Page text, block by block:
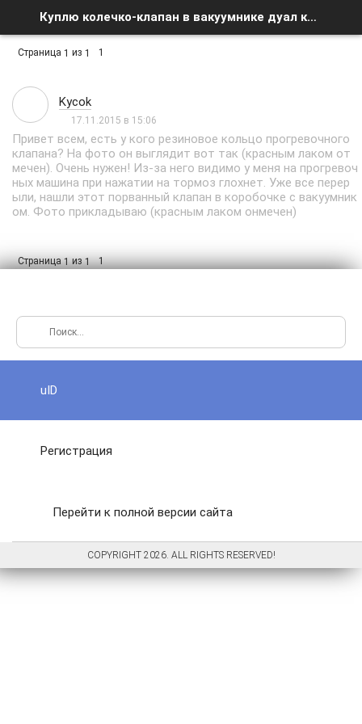
Куплю колечко-клапан в вакуумнике дуал карба - Список форумов
Страница 1 из 1 1
Kycok
17.11.2015 в 15:06
Привет всем, есть у кого резиновое кольцо прогревочного
клапана? На фото он выглядит вот так (красным лаком от
мечен). Очень нужен! Из-за него видимо у меня на прогревоч
ных машина при нажатии на тормоз глохнет. Уже все перер
ыли, нашли этот порванный клапан в коробочке с вакуумник
ом. Фото прикладываю (красным лаком онмечен)
Страница1из1 1
uID
Регистрация
Перейти к полной версии сайта
COPYRIGHT 2026. ALL RIGHTS RESERVED!